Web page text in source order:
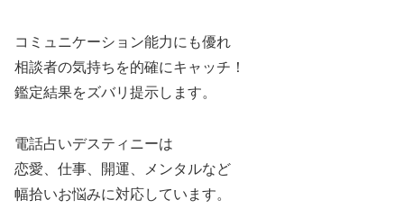
コミュニケーション能力にも優れ
相談者の気持ちを的確にキャッチ！
鑑定結果をズバリ提示します。
電話占いデスティニーは
恋愛、仕事、開運、メンタルなど
幅拾いお悩みに対応しています。